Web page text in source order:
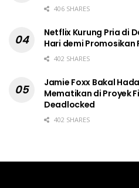
406 SHARES
Netflix Kurung Pria di
Hari demi Promosikan
402 SHARES
Jamie Foxx Bakal
Mematikan di Proyek
Deadlocked
402 SHARES